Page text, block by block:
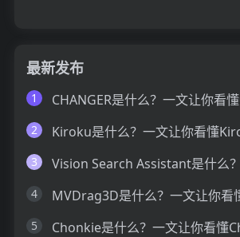
最新发布
1
2
3
4
5